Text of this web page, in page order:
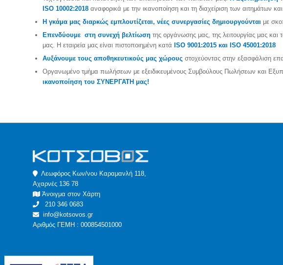
ISO 10002:2018 αναφορικά με την ικανοποίηση και τη διαχείριση των αιτημάτων
Η γκάμα μας διαρκώς εμπλουτίζεται, νέες συνεργασίες δημιουργούνται με
Επενδύουμε στη συνεχή βελτίωση της οργάνωσης μας, της λειτουργίας μας
μας. Η εταιρεία μας είναι πιστοποιημένη κατά ISO 9001:2015 και ISO 45001:2018
Αυξάνουμε τους αποθηκευτικούς μας χώρους στοχεύοντας στην εξασφάλιση
Οργανωμένο τμήμα πωλήσεων με εξειδικευμένους Συμβούλους Πωλήσεων και
ικανοποίηση του ΣΥΝΕΡΓΑΤΗ μας!
Λεωφόρος Κων/νου Καραμανλή 118,
Αχαρνές 136 78
Άνοιγμα στον Χάρτη
210 346 0683
info@kotsovos.gr
Αριθμός ΓΕΜΗ : 000854501000